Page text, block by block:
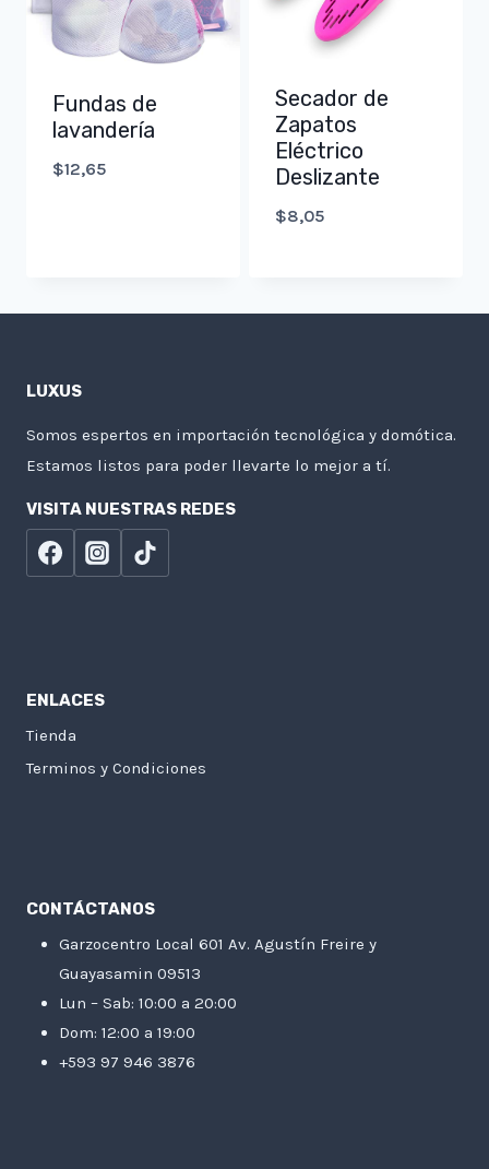
Fundas de
lavandería
$12,65
Secador de
Zapatos
Eléctrico
Deslizante
$8,05
LUXUS
Somos espertos en importación tecnológica y domótica.
Estamos listos para poder llevarte lo mejor a tí.
VISITA NUESTRAS REDES
ENLACES
Tienda
Terminos y Condiciones
CONTÁCTANOS
Garzocentro Local 601 Av. Agustín Freire y
Guayasamin 09513
Lun – Sab: 10:00 a 20:00
Dom: 12:00 a 19:00
+593 97 946 3876